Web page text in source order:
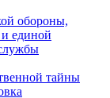
обороны,
единой
тайны